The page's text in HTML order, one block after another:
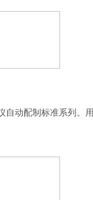
动配制标准系列。